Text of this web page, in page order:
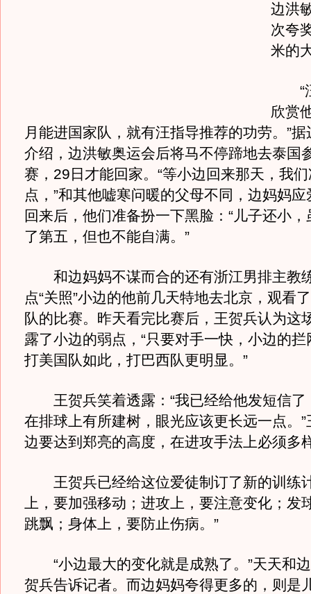
边洪
次夸
米的
“汪
欣赏
月能进国家队，就有汪指导推荐的功劳。”
介绍，边洪敏奥运会后将马不停蹄地去泰国
赛，29日才能回家。“等小边回来那天，我
点，”和其他嘘寒问暖的父母不同，边妈妈
回来后，他们准备扮一下黑脸：“儿子还小
了第五，但也不能自满。”
和边妈妈不谋而合的还有浙江男排主教
点“关照”小边的他前几天特地去北京，观看
队的比赛。昨天看完比赛后，王贺兵认为这
露了小边的弱点，“只要对手一快，小边的
打美国队如此，打巴西队更明显。”
王贺兵笑着透露：“我已经给他发短信了
在排球上有所建树，眼光应该更长远一点。”
边要达到郑亮的高度，在进攻手法上必须多
王贺兵已经给这位爱徒制订了新的训练
上，要加强移动；进攻上，要注意变化；发
跳飘；身体上，要防止伤病。”
“小边最大的变化就是成熟了。”天天和
贺兵告诉记者。而边妈妈夸得更多的，则是